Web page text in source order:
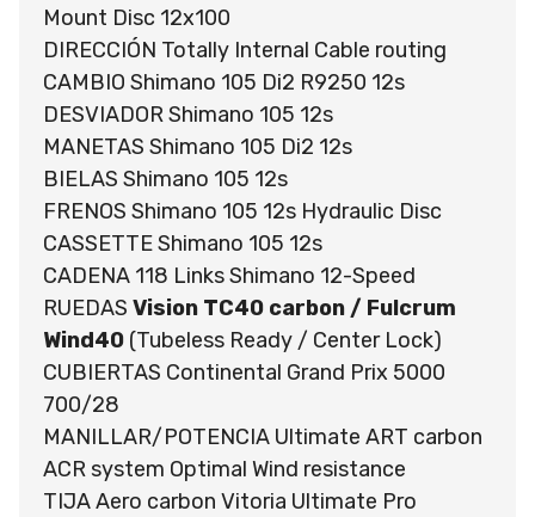
Mount Disc 12x100
DIRECCIÓN Totally Internal Cable routing
CAMBIO Shimano 105 Di2 R9250 12s
DESVIADOR Shimano 105 12s
MANETAS Shimano 105 Di2 12s
BIELAS Shimano 105 12s
FRENOS Shimano 105 12s Hydraulic Disc
CASSETTE Shimano 105 12s
CADENA 118 Links Shimano 12-Speed
RUEDAS Vision TC40 carbon / Fulcrum
Wind40 (Tubeless Ready / Center Lock)
CUBIERTAS Continental Grand Prix 5000
700/28
MANILLAR/POTENCIA Ultimate ART carbon
ACR system Optimal Wind resistance
TIJA Aero carbon Vitoria Ultimate Pro